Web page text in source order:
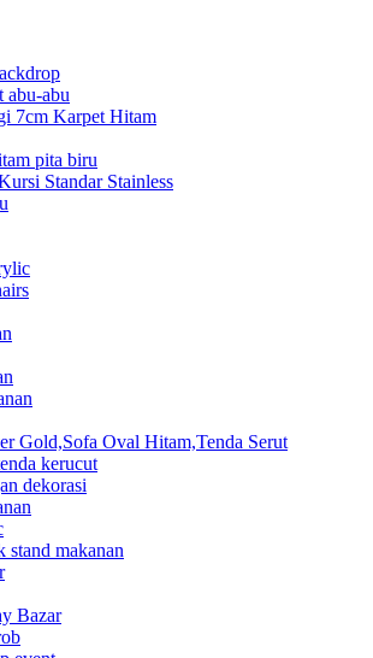
abu-abu
7cm Karpet Hitam
pita biru
Standar Stainless
Gold,Sofa Oval Hitam,Tenda Serut
kerucut
dekorasi
stand makanan
Bazar